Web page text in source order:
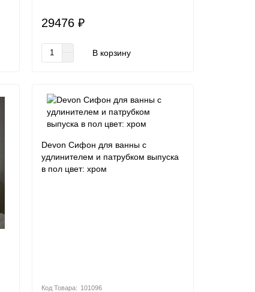
29476 ₽
В корзину
Devon Сифон для ванны с
удлинителем и патрубком выпуска
в пол цвет: хром
101096